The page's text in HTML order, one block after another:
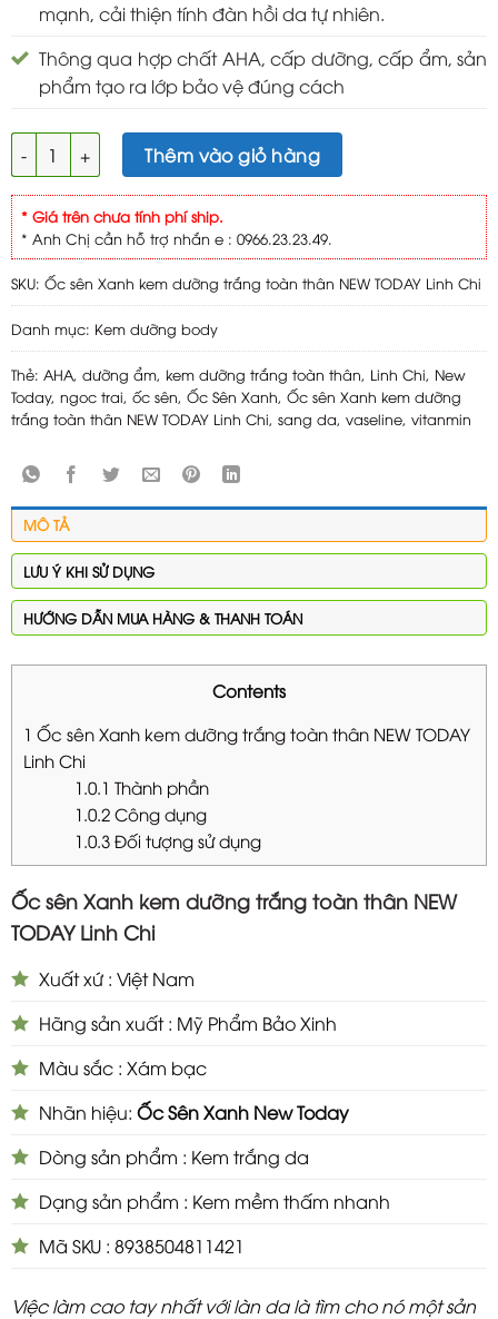
mạnh, cải thiện tính đàn hồi da tự nhiên.
Thông qua hợp chất AHA, cấp dưỡng, cấp ẩm, sản
phẩm tạo ra lớp bảo vệ đúng cách
NEW TODAY Kem dưỡng trắng toàn thân Ốc sên Xanh 80g
Thêm vào giỏ hàng
* Giá trên chưa tính phí ship.
* Anh Chị cần hỗ trợ nhắn e : 0966.23.23.49.
SKU: Ốc sên Xanh kem dưỡng trắng toàn thân NEW TODAY Linh Chi
Danh mục: Kem dưỡng body
Thẻ: AHA, dưỡng ẩm, kem dưỡng trắng toàn thân, Linh Chi, New
Today, ngoc trai, ốc sên, Ốc Sên Xanh, Ốc sên Xanh kem dưỡng
trắng toàn thân NEW TODAY Linh Chi, sang da, vaseline, vitanmin
MÔ TẢ
LƯU Ý KHI SỬ DỤNG
HƯỚNG DẪN MUA HÀNG & THANH TOÁN
Contents
1 Ốc sên Xanh kem dưỡng trắng toàn thân NEW TODAY
Linh Chi
1.0.1 Thành phần
1.0.2Công dụng
1.0.3Đối tượng sử dụng
Ốc sên Xanh kem dưỡng trắng toàn thân NEW
TODAY Linh Chi
Xuất xứ : Việt Nam
Hãng sản xuất : Mỹ Phẩm Bảo Xinh
Màu sắc : Xám bạc
Nhãn hiệu: Ốc Sên Xanh New Today
Dòng sản phẩm : Kem trắng da
Dạng sản phẩm : Kem mềm thấm nhanh
Mã SKU : 8938504811421
Việc làm cao tay nhất với làn da là tìm cho nó một sản